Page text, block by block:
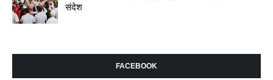
संदेश
FACEBOOK